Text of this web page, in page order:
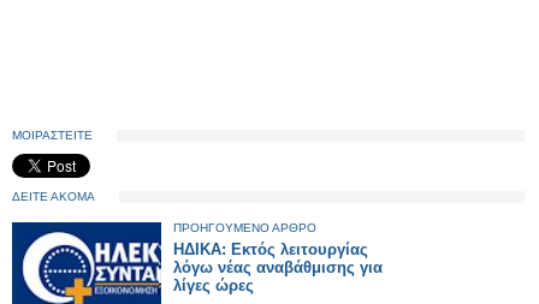
ΜΟΙΡΑΣΤΕΙΤΕ
ΔΕΙΤΕ ΑΚΟΜΑ
ΠΡΟΗΓΟΥΜΕΝΟ ΑΡΘΡΟ
ΗΔΙΚΑ: Εκτός λειτουργίας
λόγω νέας αναβάθμισης για
λίγες ώρες